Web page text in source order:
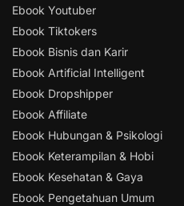
Ebook Youtuber
Ebook Tiktokers
Ebook Bisnis dan Karir
Ebook Artificial Intelligent
Ebook Dropshipper
Ebook Affiliate
Ebook Hubungan & Psikologi
Ebook Keterampilan & Hobi
Ebook Kesehatan & Gaya
Ebook Pengetahuan Umum